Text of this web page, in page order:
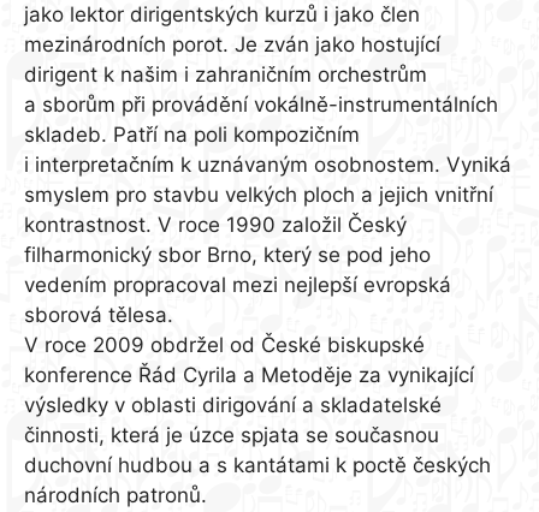
jako lektor dirigentských kurzů i jako člen
mezinárodních porot. Je zván jako hostující
dirigent k našim i zahraničním orchestrům
a sborům při provádění vokálně-instrumentálních
skladeb. Patří na poli kompozičním
i interpretačním k uznávaným osobnostem. Vyniká
smyslem pro stavbu velkých ploch a jejich vnitřní
kontrastnost. V roce 1990 založil Český
filharmonický sbor Brno, který se pod jeho
vedením propracoval mezi nejlepší evropská
sborová tělesa.
V roce 2009 obdržel od České biskupské
konference Řád Cyrila a Metoděje za vynikající
výsledky v oblasti dirigování a skladatelské
činnosti, která je úzce spjata se současnou
duchovní hudbou a s kantátami k poctě českých
národních patronů.